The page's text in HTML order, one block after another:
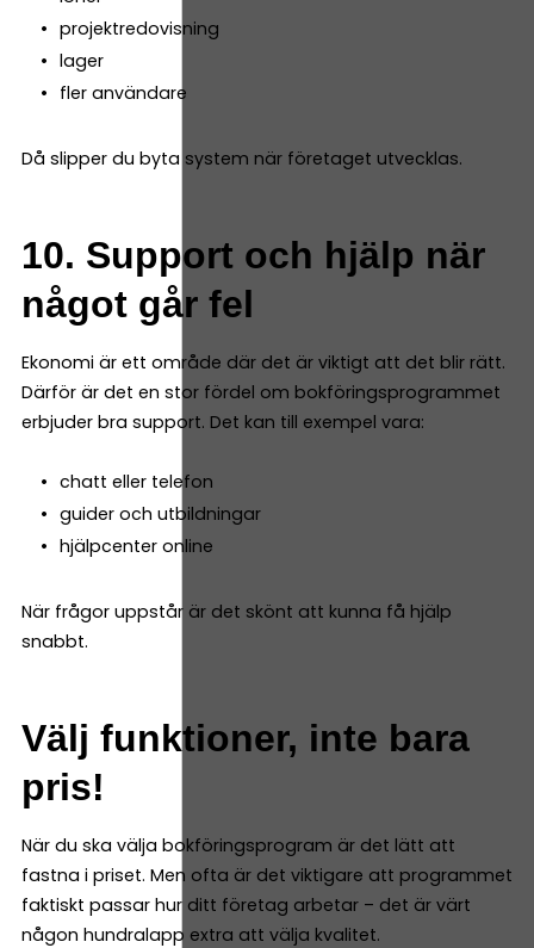
projektredovisning
lager
fler användare
Då slipper du byta system när företaget utvecklas.
10. Support och hjälp när
något går fel
Ekonomi är ett område där det är viktigt att det blir rätt.
Därför är det en stor fördel om bokföringsprogrammet
erbjuder bra support. Det kan till exempel vara:
chatt eller telefon
guider och utbildningar
hjälpcenter online
När frågor uppstår är det skönt att kunna få hjälp
snabbt.
Välj funktioner, inte bara
pris!
När du ska välja bokföringsprogram är det lätt att
fastna i priset. Men ofta är det viktigare att programmet
faktiskt passar hur ditt företag arbetar – det är värt
någon hundralapp extra att välja kvalitet.